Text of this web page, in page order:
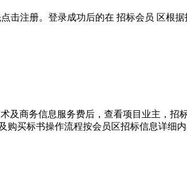
击注册。登录成功后的在 招标会员 区根
及商务信息服务费后，查看项目业主，招
买标书操作流程按会员区招标信息详细内